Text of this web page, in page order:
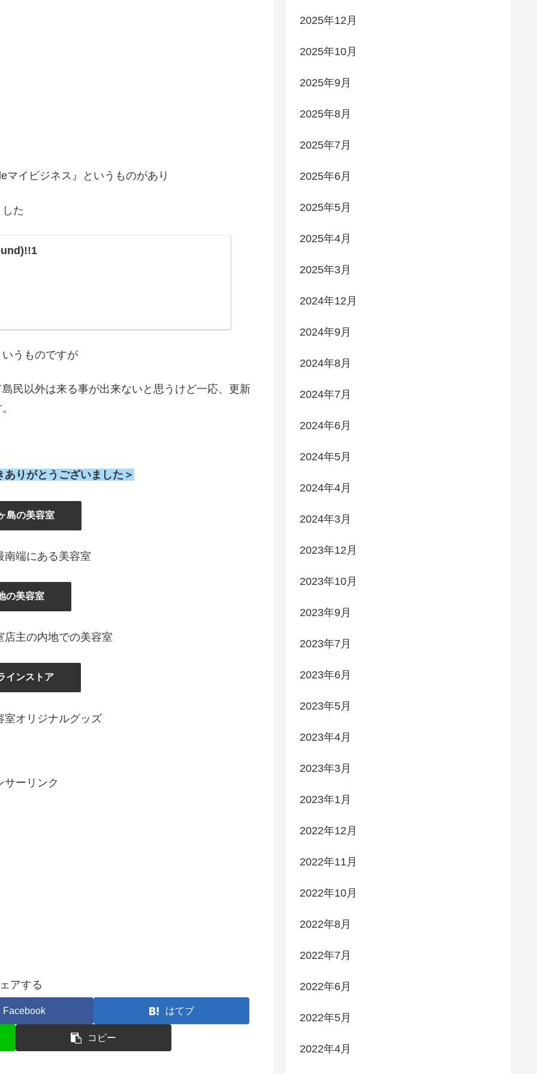
イビジネス』というものがあり
た
うものですが
民以外は来る事が出来ないと思うけど一応、更新
りがとうございました＞
島の美容室
南端にある美容室
の美容室
店主の内地での美容室
インストア
室オリジナルグッズ
サーリンク
アする
Facebook はてブ
コピー
2025年12月
2025年10月
2025年9月
2025年8月
2025年7月
2025年6月
2025年5月
2025年4月
2025年3月
2024年12月
2024年9月
2024年8月
2024年7月
2024年6月
2024年5月
2024年4月
2024年3月
2023年12月
2023年10月
2023年9月
2023年7月
2023年6月
2023年5月
2023年4月
2023年3月
2023年1月
2022年12月
2022年11月
2022年10月
2022年8月
2022年7月
2022年6月
2022年5月
2022年4月